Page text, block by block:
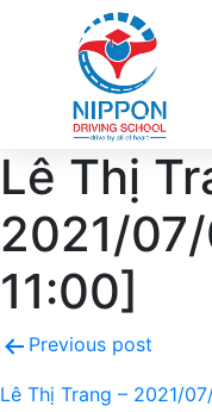
Lê Thị
2021/
11:00]
Previous post
Lê Thị Trang – 2021/